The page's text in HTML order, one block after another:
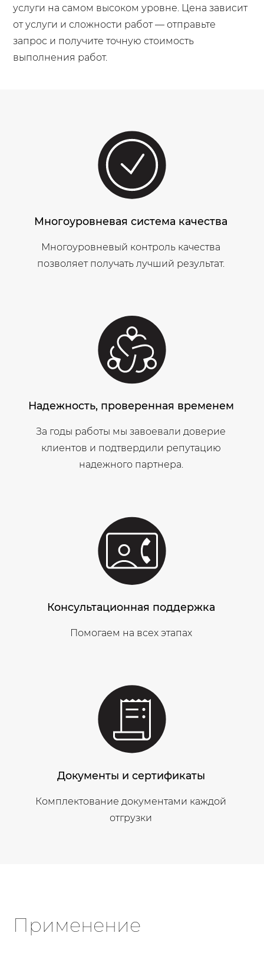
услуги на самом высоком уровне. Цена зависит
от услуги и сложности работ — отправьте
запрос и получите точную стоимость
выполнения работ.
Многоуровневая система качества
Многоуровневый контроль качества
позволяет получать лучший результат.
Надежность, проверенная временем
За годы работы мы завоевали доверие
клиентов и подтвердили репутацию
надежного партнера.
Консультационная поддержка
Помогаем на всех этапах
Документы и сертификаты
Комплектование документами каждой
отгрузки
Применение